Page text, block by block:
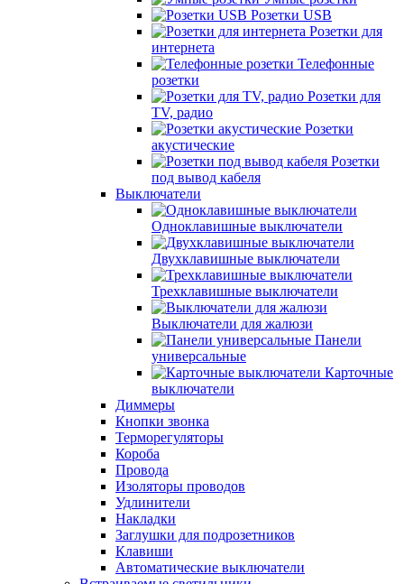
Розетки USB
Розетки для
интернета
Телефонные
розетки
Розетки для
TV, радио
Розетки
акустические
Розетки
под вывод кабеля
Выключатели
Одноклавишные выключатели
Двухклавишные выключатели
Трехклавишные выключатели
Выключатели для жалюзи
Панели
универсальные
Карточные
выключатели
Диммеры
Кнопки звонка
Терморегуляторы
Короба
Провода
Изоляторы проводов
Удлинители
Накладки
Заглушки для подрозетников
Клавиши
Автоматические выключатели